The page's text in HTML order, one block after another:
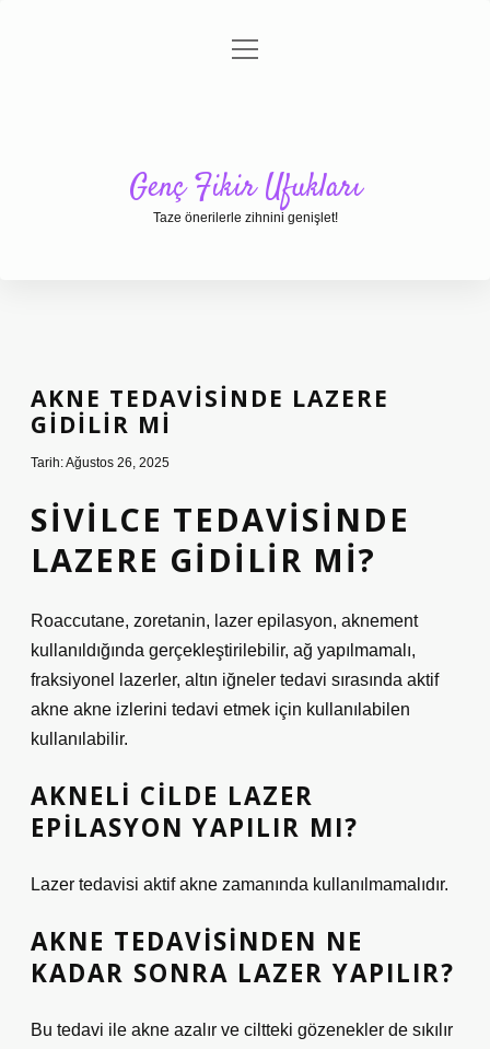
Gizlilik Politikası
menüyü
Genç Fikir Ufukları
Taze önerilerle zihnini genişlet!
AKNE TEDAVISINDE LAZERE
GIDILIR MI
Tarih: Ağustos 26, 2025
SIVILCE TEDAVISINDE
LAZERE GIDILIR MI?
Roaccutane, zoretanin, lazer epilasyon, aknement
kullanıldığında gerçekleştirilebilir, ağ yapılmamalı,
fraksiyonel lazerler, altın iğneler tedavi sırasında aktif
akne akne izlerini tedavi etmek için kullanılabilen
kullanılabilir.
AKNELI CILDE LAZER
EPILASYON YAPILIR MI?
Lazer tedavisi aktif akne zamanında kullanılmamalıdır.
AKNE TEDAVISINDEN NE
KADAR SONRA LAZER YAPILIR?
Bu tedavi ile akne azalır ve ciltteki gözenekler de sıkılır